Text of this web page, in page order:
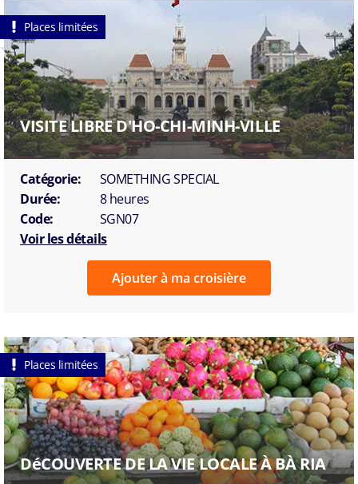
Places limitées
VISITE LIBRE D'HO-CHI-MINH-VILLE
Catégorie:
SOMETHING SPECIAL
Durée:
8 heures
Code:
SGN07
Voir les détails
Ajouter à ma croisière
Places limitées
DéCOUVERTE DE LA VIE LOCALE À BÀ RIA